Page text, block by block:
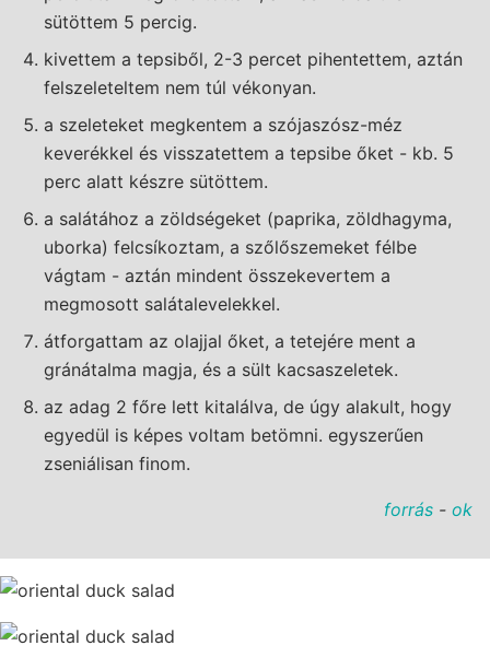
sütöttem 5 percig.
kivettem a tepsiből, 2-3 percet pihentettem, aztán
felszeleteltem nem túl vékonyan.
a szeleteket megkentem a szójaszósz-méz
keverékkel és visszatettem a tepsibe őket - kb. 5
perc alatt készre sütöttem.
a salátához a zöldségeket (paprika, zöldhagyma,
uborka) felcsíkoztam, a szőlőszemeket félbe
vágtam - aztán mindent összekevertem a
megmosott salátalevelekkel.
átforgattam az olajjal őket, a tetejére ment a
gránátalma magja, és a sült kacsaszeletek.
az adag 2 főre lett kitalálva, de úgy alakult, hogy
egyedül is képes voltam betömni. egyszerűen
zseniálisan finom.
forrás - ok